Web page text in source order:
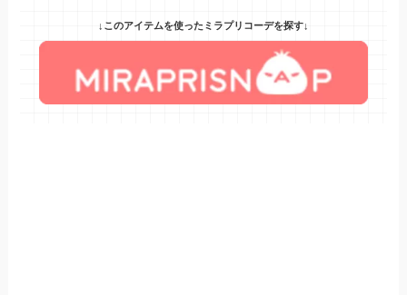
↓このアイテムを使ったミラプリコーデを探す↓